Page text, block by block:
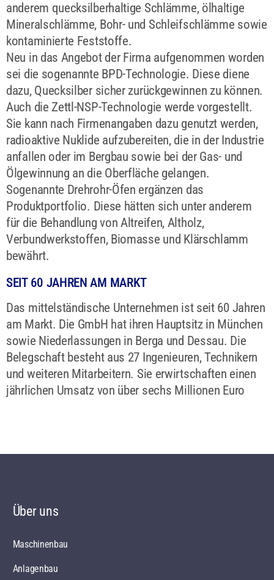
anderem quecksilberhaltige Schlämme, ölhaltige
Mineralschlämme, Bohr- und Schleifschlämme sowie
kontaminierte Feststoffe.
Neu in das Angebot der Firma aufgenommen worden
sei die sogenannte BPD-Technologie. Diese diene
dazu, Quecksilber sicher zurückgewinnen zu können.
Auch die Zettl-NSP-Technologie werde vorgestellt.
Sie kann nach Firmenangaben dazu genutzt werden,
radioaktive Nuklide aufzubereiten, die in der Industrie
anfallen oder im Bergbau sowie bei der Gas- und
Ölgewinnung an die Oberfläche gelangen.
Sogenannte Drehrohr-Öfen ergänzen das
Produktportfolio. Diese hätten sich unter anderem
für die Behandlung von Altreifen, Altholz,
Verbundwerkstoffen, Biomasse und Klärschlamm
bewährt.
SEIT 60 JAHREN AM MARKT
Das mittelständische Unternehmen ist seit 60 Jahren
am Markt. Die GmbH hat ihren Hauptsitz in München
sowie Niederlassungen in Berga und Dessau. Die
Belegschaft besteht aus 27 Ingenieuren, Technikern
und weiteren Mitarbeitern. Sie erwirtschaften einen
jährlichen Umsatz von über sechs Millionen Euro
Über uns
Maschinenbau
Anlagenbau